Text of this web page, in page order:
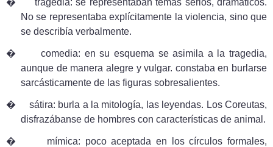
No se representaba explícitamente la violencia, sino que
se describía verbalmente.
�
comedia: en su esquema se asimila a la tragedia,
aunque de manera alegre y vulgar. constaba en burlarse
sarcásticamente de las figuras sobresalientes.
� sátira: burla a la mitología, las leyendas. Los Coreutas,
disfrazábanse de hombres con características de animal.
�
mímica: poco aceptada en los círculos formales,